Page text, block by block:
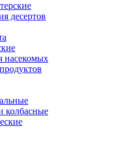
десертов
насекомых
колбасные